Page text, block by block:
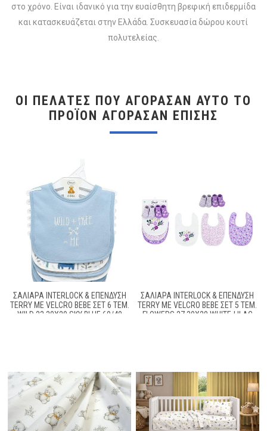
στο χρόνο. Είναι ιδανικό για την ευαίσθητη βρεφική επιδερμίδα
και κατασκευάζεται στην Ελλάδα. Συσκευασία δώρου κουτί
πολυτελείας.
ΟΙ ΠΕΛΆΤΕΣ ΠΟΥ ΑΓΌΡΑΣΑΝ ΑΥΤΌ ΤΟ
ΠΡΟΪΌΝ ΑΓΌΡΑΣΑΝ ΕΠΊΣΗΣ
ΣΑΛΙΆΡΑ INTERLOCK & ΕΠΈΝΔΥΣΗ
TERRY ΜΕ VELCRO BEBE ΣΕΤ 6 ΤΕΜ.
WILD 23 30X20 SKY BLUE 60/40
ΣΑΛΙΆΡΑ INTERLOCK & ΕΠΈΝΔΥΣΗ
TERRY ΜΕ VELCRO BEBE ΣΕΤ 5 ΤΕΜ.
FLOWERS 27 30X20 WHITE-LILAC